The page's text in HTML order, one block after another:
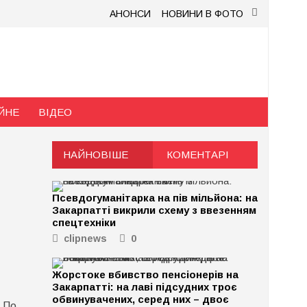
АНОНСИ НОВИНИ В ФОТО
ВІДЕО
НАЙНОВІШЕ КОМЕНТАРІ
Псевдогуманітарка на пів мільйона: на
Закарпатті викрили схему з ввезенням
спецтехніки
clipnews 0
Жорстоке вбивство пенсіонерів на
Закарпатті: на лаві підсудних троє
обвинувачених, серед них – двоє